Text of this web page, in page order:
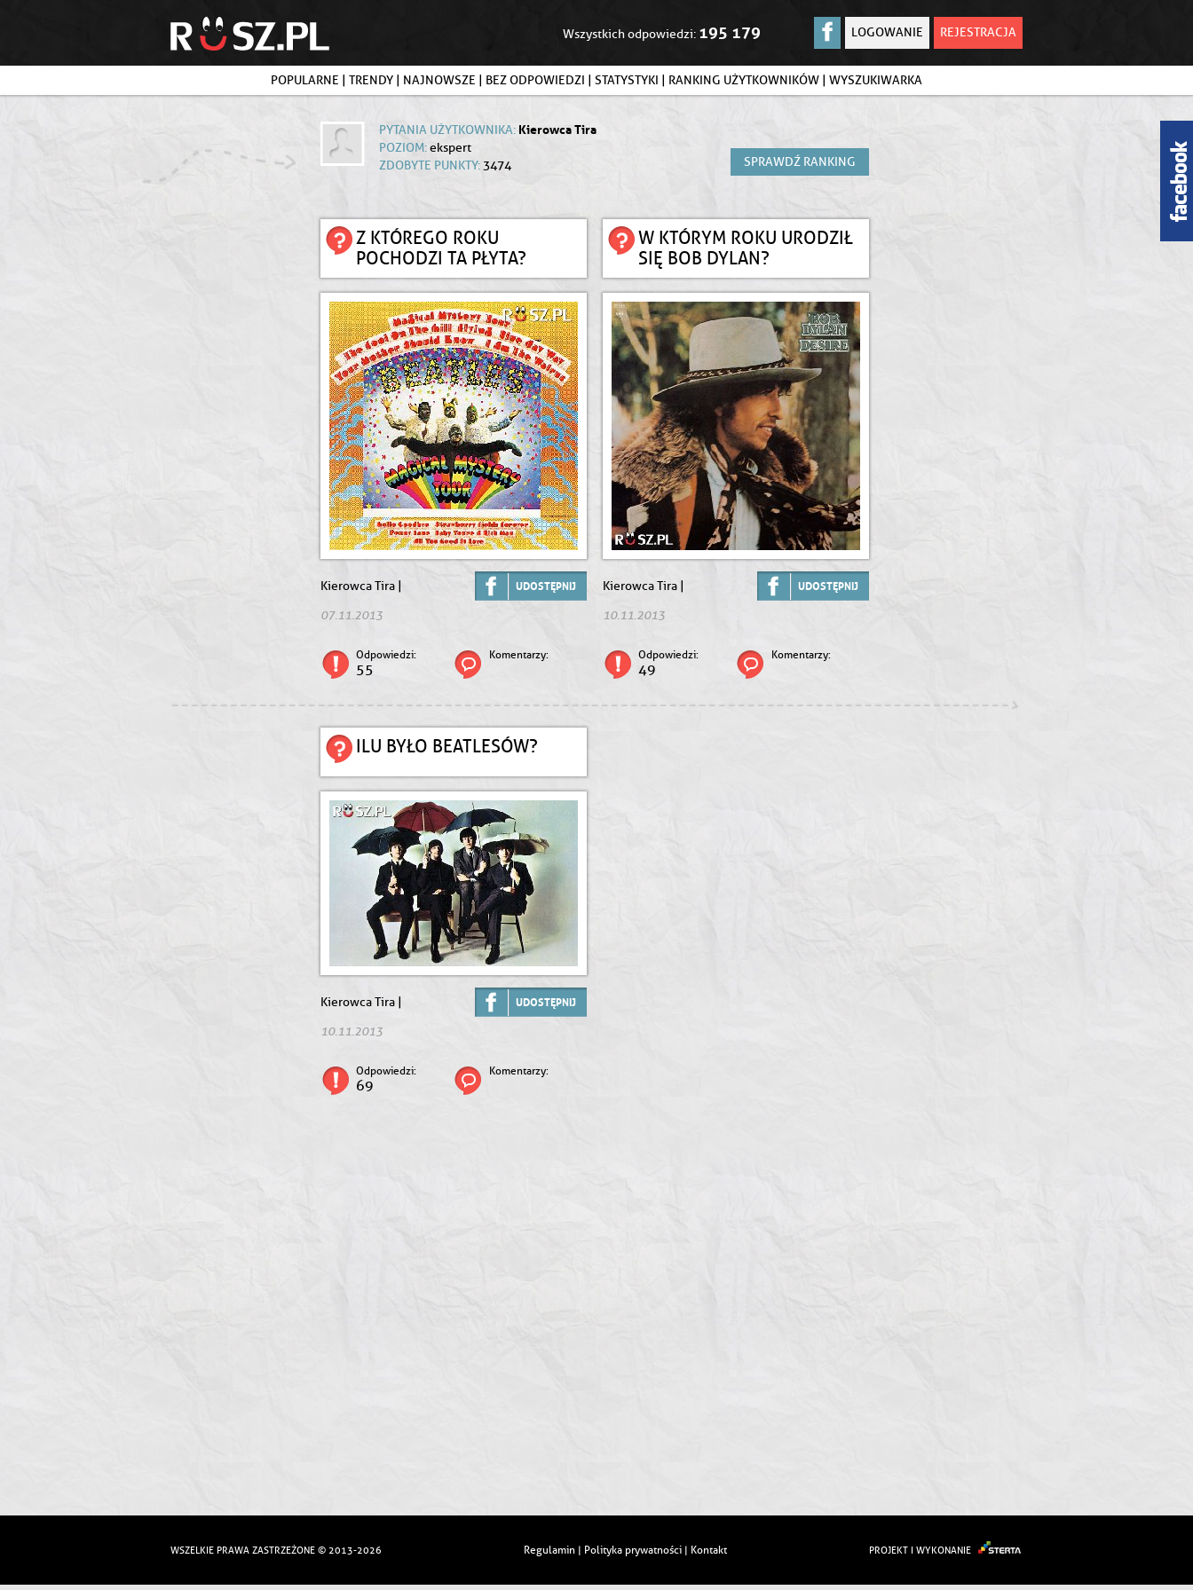
LOGOWANIE REJESTRACJA
Wszystkich odpowiedzi: 195 179
POPULARNE | TRENDY | NAJNOWSZE | BEZ ODPOWIEDZI | STATYSTYKI | RANKING UŻYTKOWNIKÓW | WYSZUKIWARKA
PYTANIA UŻYTKOWNIKA: Kierowca Tira
POZIOM:ekspert
ZDOBYTE PUNKTY: 3474 SPRAWDŹ RANKING
Z KTÓREGO ROKU
POCHODZI TA PŁYTA?
Kierowca Tira |
07.11.2013
UDOSTĘPNIJ
Odpowiedzi:
55
Komentarzy:
W KTÓRYM ROKU URODZIŁ
SIĘ BOB DYLAN?
Kierowca Tira |
10.11.2013
UDOSTĘPNIJ
Odpowiedzi:
49
Komentarzy:
ILU BYŁO BEATLESÓW?
Kierowca Tira |
10.11.2013
UDOSTĘPNIJ
Odpowiedzi:
69
Komentarzy:
WSZELKIE PRAWA ZASTRZEŻONE © 2013-2026 PROJEKT I WYKONANIE
Regulamin | Polityka prywatności | Kontakt